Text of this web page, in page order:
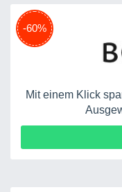
-60%
Mit einem Klick